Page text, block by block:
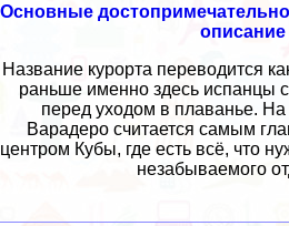
Основные
описание
Название курорта переводится
раньше именно здесь испанцы
перед уходом в плаванье.
Варадеро считается самым
центром Кубы, где есть всё, что
незабываемого